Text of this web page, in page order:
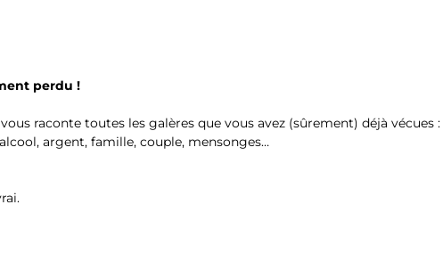
perdu !
raconte toutes les galères que vous avez (sûrement) déjà vécues :
argent, famille, couple, mensonges…